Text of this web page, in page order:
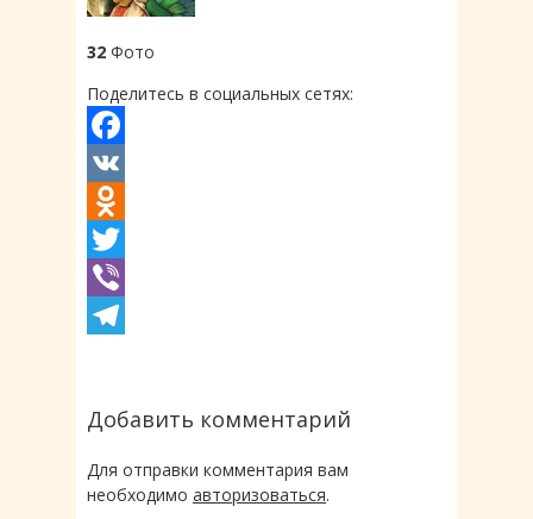
32 Фото
Поделитесь в социальных сетях:
Facebook
VK
Odnoklassniki
Twitter
Viber
Добавить комментарий
Для отправки комментария вам
необходимо авторизоваться.